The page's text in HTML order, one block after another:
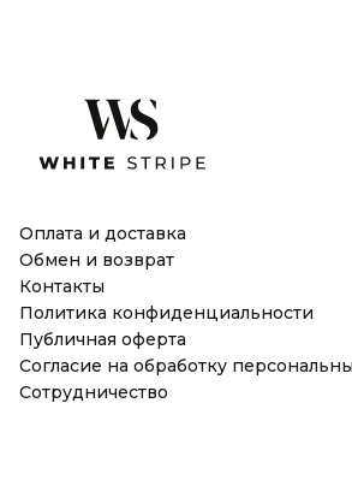
Оплата и доставка
Обмен и возврат
Контакты
Политика конфиденциальности
Публичная оферта
Согласие на обработку
Сотрудничество